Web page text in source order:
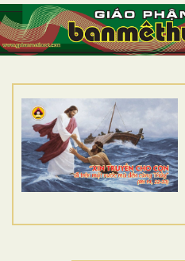
TRANG NHẤT
GIỚI THIỆU
DÒNG TU
BAN MỤC VỤ
ĐOÀN THỂ CG